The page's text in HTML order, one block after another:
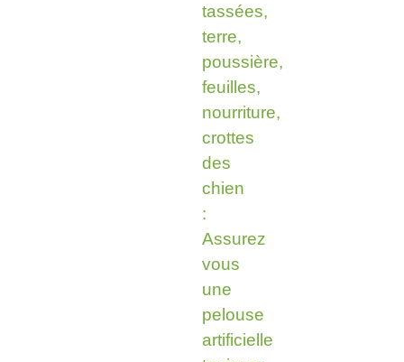
tassées,
terre,
poussière,
feuilles,
nourriture,
crottes
des
chien
:
Assurez
vous
une
pelouse
artificielle